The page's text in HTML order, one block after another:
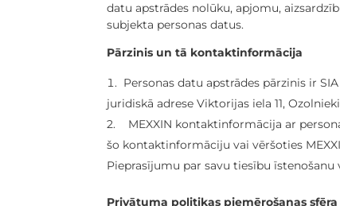
datu apstrādes nolūku, apjomu,
subjekta personas datus.
Pārzinis un tā kontaktinformācija
Personas datu apstrādes pārzinis ir
juridiskā adrese Viktorijas iela 11,
2. MEXXIN kontaktinformācija ar
šo kontaktinformāciju vai vēršoties
Pieprasījumu par savu tiesību
Privātuma politikas piemērošanas sfēra